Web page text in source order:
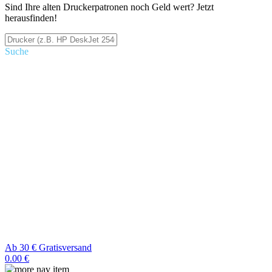
Sind Ihre alten Druckerpatronen noch Geld wert? Jetzt
herausfinden!
Suche
Ab 30 € Gratisversand
0.00 €